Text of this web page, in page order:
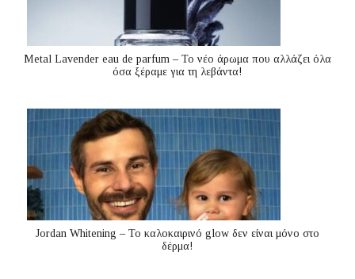
Metal Lavender eau de parfum – Το νέο άρωμα που αλλάζει όλα
όσα ξέραμε για τη λεβάντα!
Jordan Whitening – Το καλοκαιρινό glow δεν είναι μόνο στο
δέρμα!